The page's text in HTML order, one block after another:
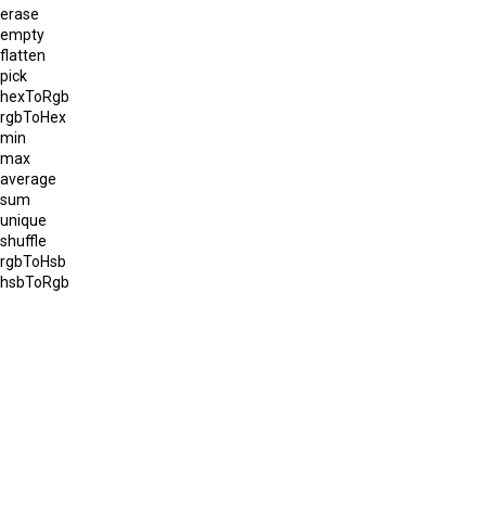
erase
empty
flatten
pick
hexToRgb
rgbToHex
min
max
average
sum
unique
shuffle
rgbToHsb
hsbToRgb